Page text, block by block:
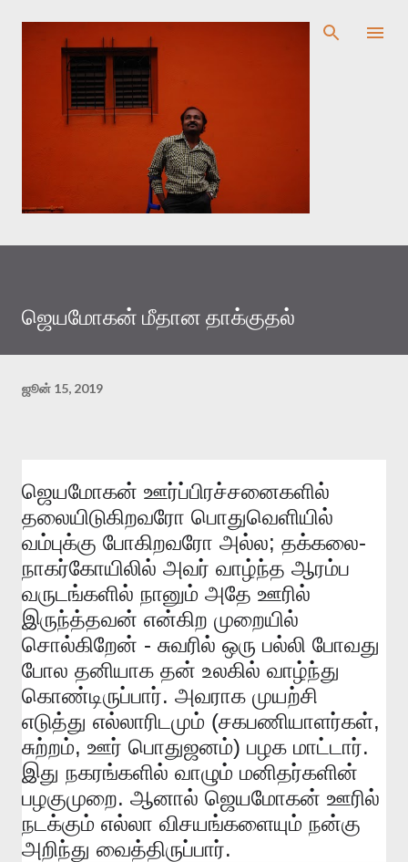
முதன்மை உள்ளடக்கத்திற்குச் செல்
ஜெயமோகன் மீதான தாக்குதல்
ஜூன் 15, 2019
ஜெயமோகன் ஊர்ப்பிரச்சனைகளில்
தலையிடுகிறவரோ பொதுவெளியில்
வம்புக்கு போகிறவரோ அல்ல; தக்கலை-
நாகர்கோயிலில் அவர் வாழ்ந்த ஆரம்ப
வருடங்களில் நானும் அதே ஊரில்
இருந்த்தவன் என்கிற முறையில்
சொல்கிறேன் - சுவரில் ஒரு பல்லி போவது
போல தனியாக தன் உலகில் வாழ்ந்து
கொண்டிருப்பார். அவராக முயற்சி
எடுத்து எல்லாரிடமும் (சகபணியாளர்கள்,
சுற்றம், ஊர் பொதுஜனம்) பழக மாட்டார்.
இது நகரங்களில் வாழும் மனிதர்களின்
பழகுமுறை. ஆனால் ஜெயமோகன் ஊரில்
நடக்கும் எல்லா விசயங்களையும் நன்கு
அறிந்து வைத்திருப்பார்.